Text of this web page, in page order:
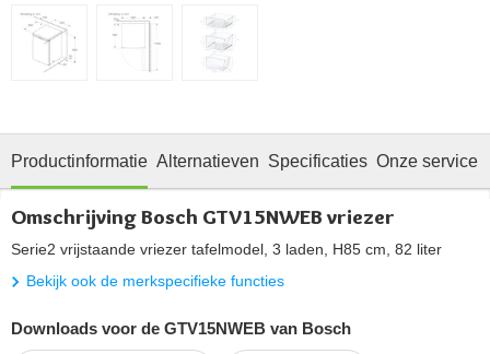
Productinformatie Alternatieven Specificaties Onze service
Omschrijving Bosch GTV15NWEB vriezer
Serie2 vrijstaande vriezer tafelmodel, 3 laden, H85 cm, 82 liter
Bekijk ook de merkspecifieke functies
Downloads voor de GTV15NWEB van Bosch